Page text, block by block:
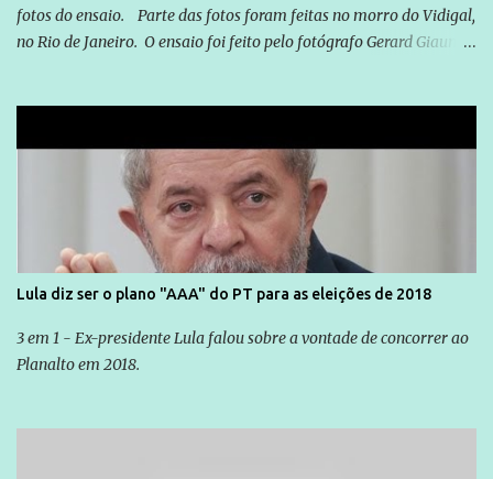
fotos do ensaio. Parte das fotos foram feitas no morro do Vidigal,
no Rio de Janeiro. O ensaio foi feito pelo fotógrafo Gerard Giaume
Lula diz ser o plano "AAA" do PT para as eleições de 2018
3 em 1 - Ex-presidente Lula falou sobre a vontade de concorrer ao
Planalto em 2018.